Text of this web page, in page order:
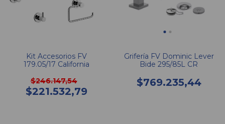
Kit Accesorios FV
179.05/17 California
$246.147,54
$221.532,79
Grifería FV Dominic Lever
Bide 295/85L CR
$769.235,44